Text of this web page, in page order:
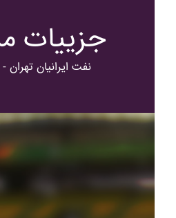
جزییات
نفت ايرانيان تهران